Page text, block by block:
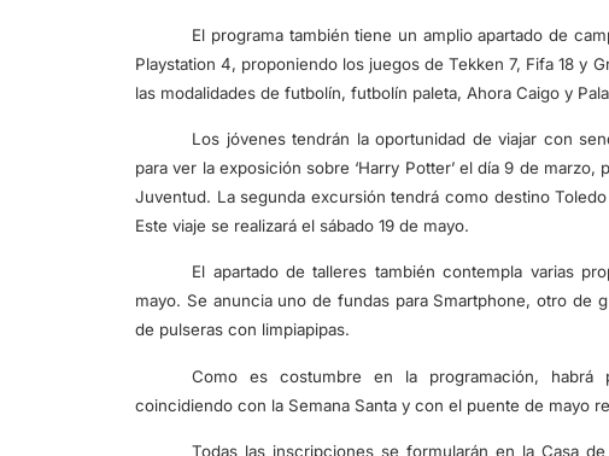
El programa también tiene un amplio apartado de
Playstation 4, proponiendo los juegos de Tekken 7, Fifa 18 y
las modalidades de futbolín, futbolín paleta, Ahora Caigo y
Los jóvenes tendrán la oportunidad de viajar con
para ver la exposición sobre ‘Harry Potter’ el día 9 de
Juventud. La segunda excursión tendrá como destino
Este viaje se realizará el sábado 19 de mayo.
El apartado de talleres también contempla varias
mayo. Se anuncia uno de fundas para Smartphone, otro de
de pulseras con limpiapipas.
Como es costumbre en la programación, habrá
coincidiendo con la Semana Santa y con el puente de mayo
Todas las inscripciones se formularán en la Casa